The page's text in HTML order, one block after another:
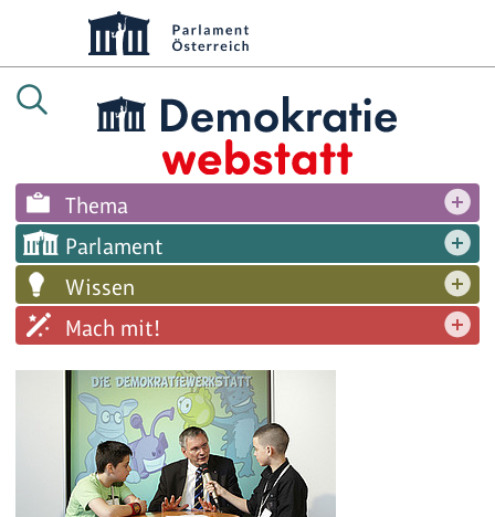
Thema
Parlament
Wissen
Mach mit!